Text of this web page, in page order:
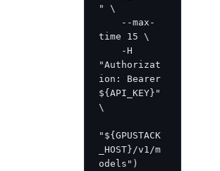
" \
time 15 \
"Authorizat
ion: Bearer
${API_KEY}"
\
"${GPUSTACK
_HOST}/v1/m
odels")